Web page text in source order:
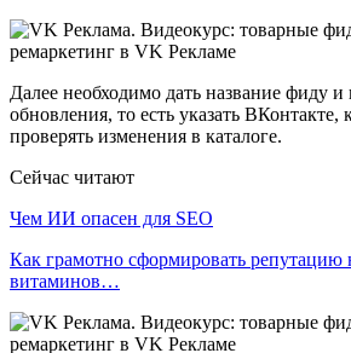
Далее необходимо дать название фиду
обновления, то есть указать ВКонтакте,
проверять изменения в каталоге.
Сейчас читают
Чем ИИ опасен для SEO
Как грамотно сформировать репутацию
витаминов…